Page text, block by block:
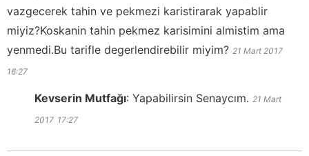
vazgecerek tahin ve pekmezi karistirarak yapablir
miyiz?Koskanin tahin pekmez karisimini almistim ama
yenmedi.Bu tarifle degerlendirebilir miyim? 21 Mart 2017
16:27
Kevserin Mutfağı: Yapabilirsin Senaycım. 21 Mart
2017 17:27